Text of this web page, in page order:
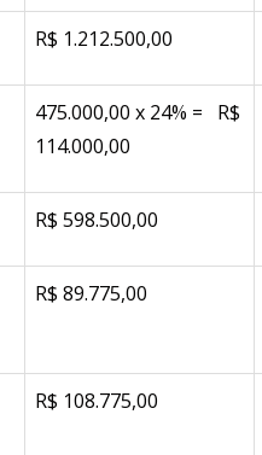
R$ 1.212.500,00
475.000,00 x 24% = R$
114.000,00
R$ 598.500,00
R$ 89.775,00
R$ 108.775,00